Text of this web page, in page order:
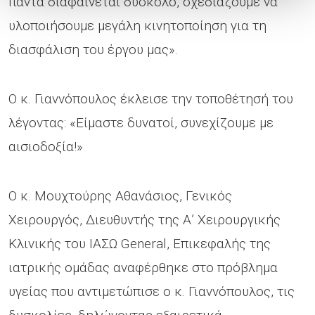
υλοποιήσουμε μεγάλη κινητοποίηση για τη
διασφάλιση του έργου μας».
Ο κ. Γιαννόπουλος έκλεισε την τοποθέτησή του
λέγοντας: «Είμαστε δυνατοί, συνεχίζουμε με
αισιοδοξία!»
Ο κ. Μουχτούρης Αθανάσιος, Γενικός
Χειρουργός, Διευθυντής της Α’ Χειρουργικής
Κλινικής του ΙΑΣΩ General, Επικεφαλής της
ιατρικής ομάδας αναφέρθηκε στο πρόβλημα
υγείας που αντιμετώπισε ο κ. Γιαννόπουλος, τις